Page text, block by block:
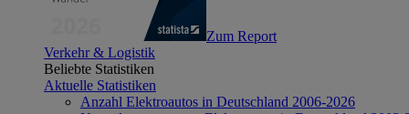
Zum Report
Verkehr & Logistik
Beliebte Statistiken
Aktuelle Statistiken
Anzahl Elektroautos in Deutschland 2006-2026